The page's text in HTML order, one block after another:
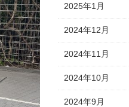
2025年1月
2024年12月
2024年11月
2024年10月
2024年9月